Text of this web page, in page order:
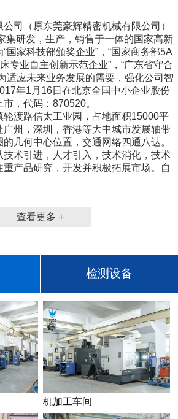
司（原东莞豪辉精密机械有限公司）
集研发，生产，销售于一体的国家高新
国家科技部颁奖企业”，“国家商务部5A
专业自主创新示范企业”，“广东省守合
适应未来业务发展的需要，强化公司智
年1月16日在北京全国中小企业股份
，代码：870520。
轮渡路信太工业园，占地面积15000平
州，深圳，香港等大中城市发展轴带
几何中心位置，交通网络四通八达。
术引进，人才引入，技术消化，技术
重产品研究，开发并积极拓展市场。自
查看更多 +
检测设备
机加工车间